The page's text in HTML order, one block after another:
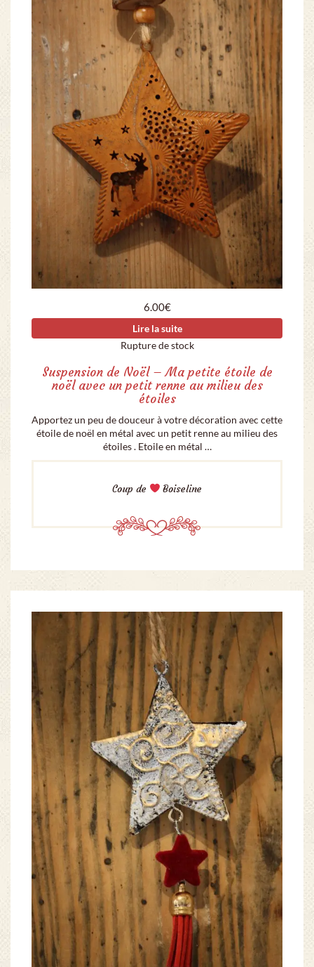
6.00€
Lire la suite
Rupture de stock
Suspension de Noël – Ma petite étoile de
noël avec un petit renne au milieu des
étoiles
Apportez un peu de douceur à votre décoration avec cette
étoile de noël en métal avec un petit renne au milieu des
étoiles . Etoile en métal …
Coup de Boiseline